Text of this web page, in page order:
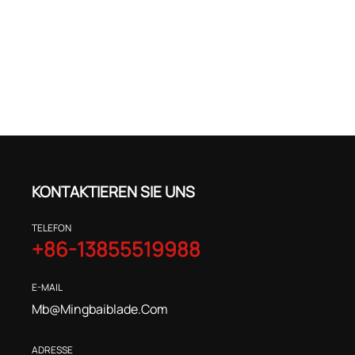
KONTAKTIEREN SIE UNS
TELEFON
+86-13855519988
E-MAIL
Mb@mingbaiblade.com
ADRESSE